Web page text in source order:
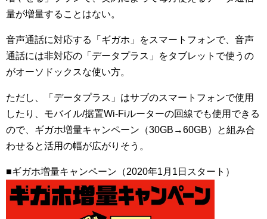
量が増量することはない。
音声通話に対応する「ギガホ」をスマートフォンで、音声
通話には非対応の「データプラス」をタブレットで使うの
がオーソドックスな使い方。
ただし、「データプラス」はサブのスマートフォンで使用
したり、モバイル/据置Wi-Fiルーターの回線でも使用できる
ので、ギガホ増量キャンペーン（30GB→60GB）と組み合
わせると活用の幅が広がりそう。
■ギガホ増量キャンペーン（2020年1月1日スタート）